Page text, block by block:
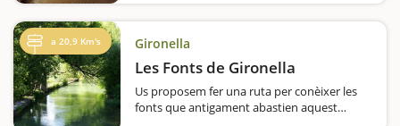
us ofereix una visita inoblidable per conèixer
aquest fenomen natural únic…
a 20,9 Km's Gironella
Les Fonts de Gironella
Us proposem fer una ruta per conèixer les
fonts que antigament abastien aquest